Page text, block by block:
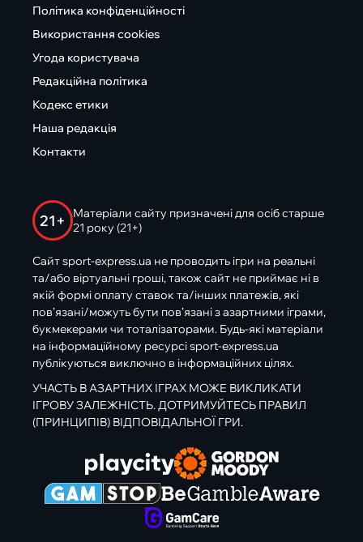
Політика конфіденційності
Використання cookies
Угода користувача
Редакційна політика
Кодекс етики
Наша редакція
Контакти
21+
Матеріали сайту призначені для осіб старше
21 року (21+)
Сайт sport-express.ua не проводить ігри на реальні
та/або віртуальні гроші, також сайт не приймає ні в
якій формі оплату ставок та/інших платежів, які
пов’язані/можуть бути пов’язані з азартними іграми,
букмекерами чи тоталізаторами. Будь-які матеріали
на інформаційному ресурсі sport-express.ua
публікуються виключно в інформаційних цілях.
УЧАСТЬ В АЗАРТНИХ ІГРАХ МОЖЕ ВИКЛИКАТИ
ІГРОВУ ЗАЛЕЖНІСТЬ. ДОТРИМУЙТЕСЬ ПРАВИЛ
(ПРИНЦИПІВ) ВІДПОВІДАЛЬНОЇ ГРИ.